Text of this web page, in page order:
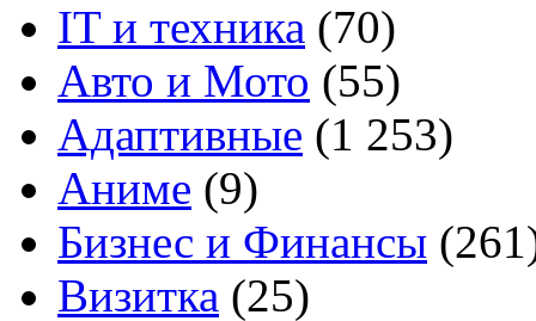
IT и техника (70)
Авто и Мото (55)
Адаптивные (1 253)
Аниме (9)
Бизнес и Финансы
Визитка (25)